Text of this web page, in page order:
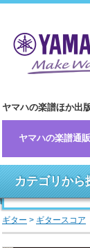
ヤマハの楽譜ほか出
ヤマハの楽譜通
カテゴリから
ギター > ギタースコア